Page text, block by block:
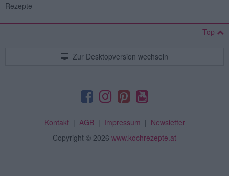
Rezepte
Top
Zur Desktopversion wechseln
Kontakt| AGB| Impressum | Newsletter
Copyright © 2026 www.kochrezepte.at